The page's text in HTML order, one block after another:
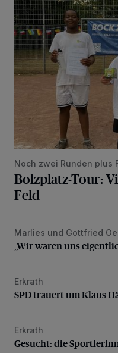
Bolzplatz-Tour: Viele
Noch zwei Runden plus
Bolzplatz-Tour:
Feld
„Wir waren uns
Marlies und Gottfried
„Wir waren uns
SPD trauert um Klaus
Erkrath
SPD trauert um Klaus
Gesucht: die
Erkrath
Gesucht: die